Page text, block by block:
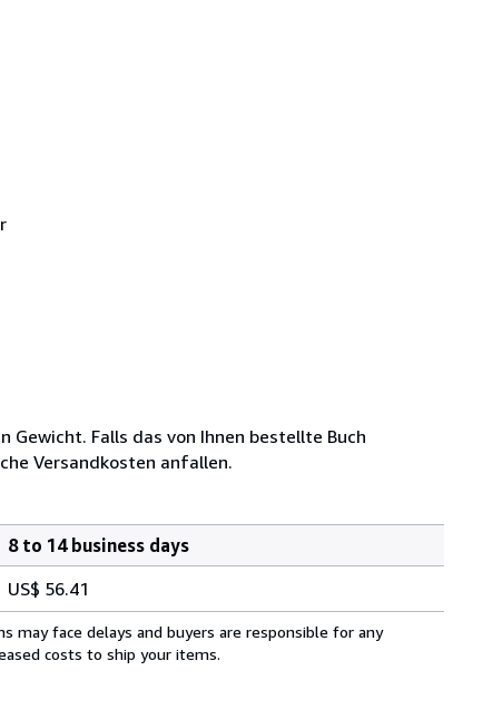
Falls das von Ihnen bestellte Buch
Versandkosten anfallen.
8 to 14 business days
US$ 56.41
may face delays and buyers are responsible for any
costs to ship your items.